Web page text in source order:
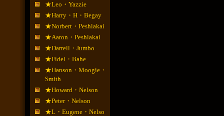
★Leo・Yazzie
★Harry・H・Begay
★Norbert・Peshlakai
★Aaron・Peshlakai
★Darrell・Jumbo
★Fidel・Bahe
★Hanson・Moogie・
Smith
★Howard・Nelson
★Peter・Nelson
★L・Eugene・Nelso